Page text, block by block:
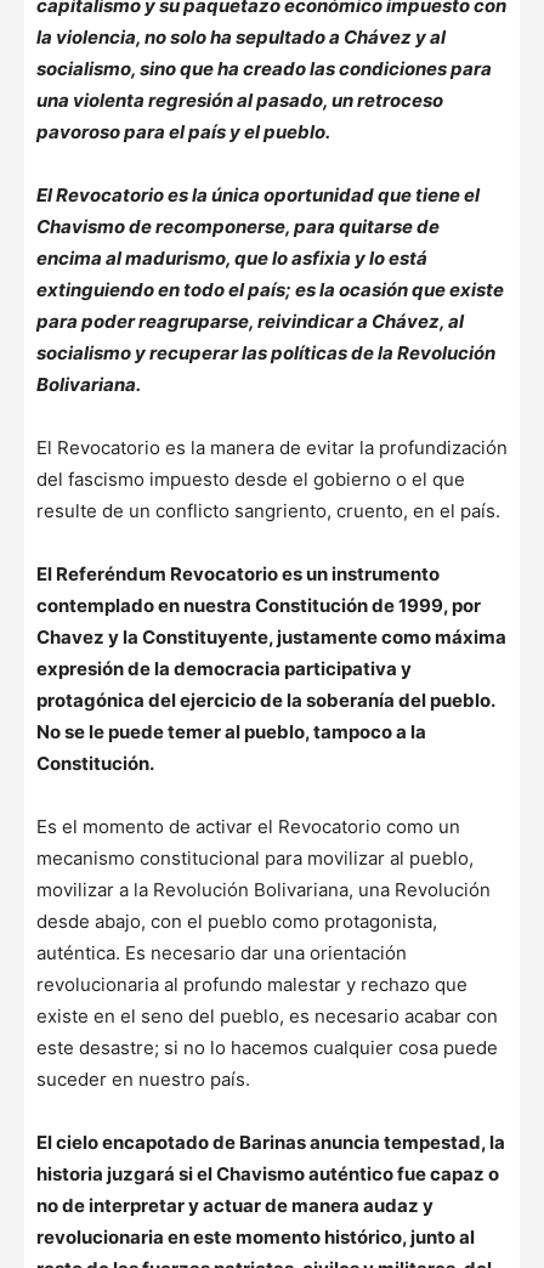
capitalismo y su paquetazo económico impuesto con
la violencia, no solo ha sepultado a Chávez y al
socialismo, sino que ha creado las condiciones para
una violenta regresión al pasado, un retroceso
pavoroso para el país y el pueblo.
El Revocatorio es la única oportunidad que tiene el
Chavismo de recomponerse, para quitarse de
encima al madurismo, que lo asfixia y lo está
extinguiendo en todo el país; es la ocasión que existe
para poder reagruparse, reivindicar a Chávez, al
socialismo y recuperar las políticas de la Revolución
Bolivariana.
El Revocatorio es la manera de evitar la profundización
del fascismo impuesto desde el gobierno o el que
resulte de un conflicto sangriento, cruento, en el país.
El Referéndum Revocatorio es un instrumento
contemplado en nuestra Constitución de 1999, por
Chavez y la Constituyente, justamente como máxima
expresión de la democracia participativa y
protagónica del ejercicio de la soberanía del pueblo.
No se le puede temer al pueblo, tampoco a la
Constitución.
Es el momento de activar el Revocatorio como un
mecanismo constitucional para movilizar al pueblo,
movilizar a la Revolución Bolivariana, una Revolución
desde abajo, con el pueblo como protagonista,
auténtica. Es necesario dar una orientación
revolucionaria al profundo malestar y rechazo que
existe en el seno del pueblo, es necesario acabar con
este desastre; si no lo hacemos cualquier cosa puede
suceder en nuestro país.
El cielo encapotado de Barinas anuncia tempestad, la
historia juzgará si el Chavismo auténtico fue capaz o
no de interpretar y actuar de manera audaz y
revolucionaria en este momento histórico, junto al